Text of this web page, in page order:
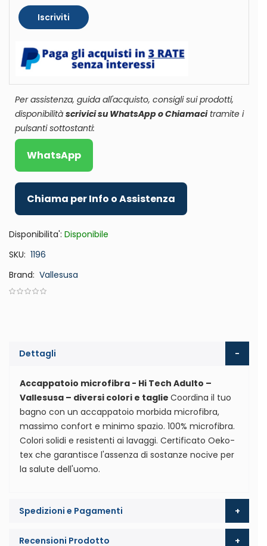
Iscriviti
Per assistenza, guida all'acquisto, consigli sui prodotti,
disponibilità scrivici su WhatsApp o Chiamacitramite i
pulsanti sottostanti:
WhatsApp
Chiama per Info o Assistenza
Disponibilita': Disponibile
SKU 1196
Brand Vallesusa
Dettagli
Accappatoio microfibra - Hi Tech Adulto –
Vallesusa – diversi colori e taglie Coordina il tuo
bagno con un accappatoio morbida microfibra,
massimo confort e minimo spazio. 100% microfibra.
Colori solidi e resistenti ai lavaggi. Certificato Oeko-
tex che garantisce l'assenza di sostanze nocive per
la salute dell'uomo.
Spedizioni e Pagamenti
Recensioni Prodotto